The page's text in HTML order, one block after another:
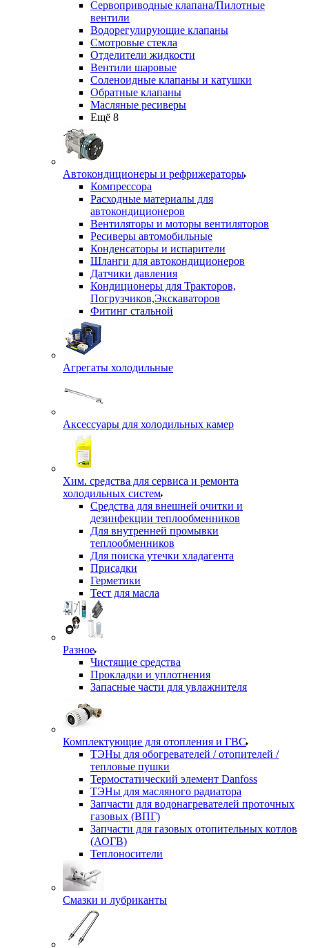
Сервоприводные клапана/Пилотные
вентили
Водорегулирующие клапаны
Смотровые стекла
Отделители жидкости
Вентили шаровые
Соленоидные клапаны и катушки
Обратные клапаны
Масляные ресиверы
Ещё 8
Автокондиционеры и рефрижераторы
Компрессора
Расходные материалы для
автокондиционеров
Вентиляторы и моторы вентиляторов
Ресиверы автомобильные
Конденсаторы и испарители
Шланги для автокондиционеров
Датчики давления
Кондиционеры для Тракторов,
Погрузчиков,Экскаваторов
Фитинг стальной
Агрегаты холодильные
Аксессуары для холодильных камер
Хим. средства для сервиса и ремонта
холодильных систем
Средства для внешней очитки и
дезинфекции теплообменников
Для внутренней промывки
теплообменников
Для поиска утечки хладагента
Присадки
Герметики
Тест для масла
Разное
Чистящие средства
Прокладки и уплотнения
Запасные части для увлажнителя
Комплектующие для отопления и ГВС
ТЭНы для обогревателей / отопителей /
тепловые пушки
Термостатический элемент Danfoss
ТЭНы для масляного радиатора
Запчасти для водонагревателей проточных
газовых (ВПГ)
Запчасти для газовых отопительных котлов
(АОГВ)
Теплоносители
Смазки и лубриканты